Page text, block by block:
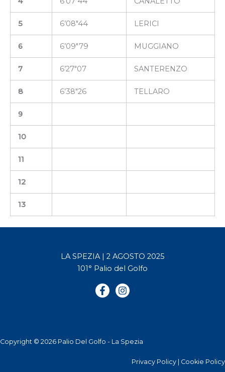
5 6’08″44 LERICI
6 6’09″79 MUGGIANO
7 6’27″07 SANTERENZO
8 6’38″26 TELLARO
9
10
11
12
13
LA SPEZIA | 2 AGOSTO 2025
101° Palio del Golfo
Copyright © 2026 Palio Del Golfo - La Spezia
Privacy Policy Cookie Policy